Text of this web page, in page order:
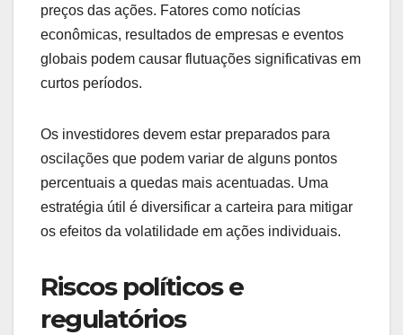
preços das ações. Fatores como notícias
econômicas, resultados de empresas e eventos
globais podem causar flutuações significativas em
curtos períodos.
Os investidores devem estar preparados para
oscilações que podem variar de alguns pontos
percentuais a quedas mais acentuadas. Uma
estratégia útil é diversificar a carteira para mitigar
os efeitos da volatilidade em ações individuais.
Riscos políticos e
regulatórios